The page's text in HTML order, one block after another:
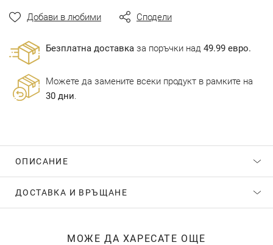
Добави в любими Сподели
Безплатна доставка за поръчки над 49.99 евро.
Можете да замените всеки продукт в рамките на
30 дни.
ОПИСАНИЕ
ДОСТАВКА И ВРЪЩАНЕ
МОЖЕ ДА ХАРЕСАТЕ ОЩЕ